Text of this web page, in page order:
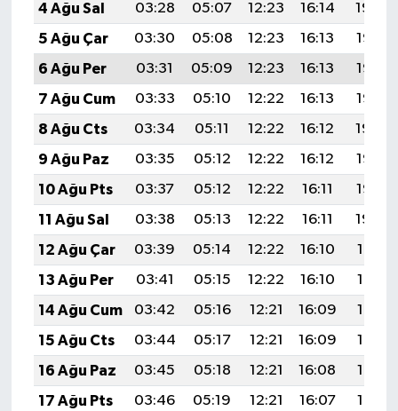
4 Ağu Sal
03:28 05:07 12:23 16:14
19:29
5 Ağu Çar
03:30 05:08 12:23 16:13
19:28
6 Ağu Per
03:31 05:09 12:23 16:13
19:26
7 Ağu Cum
03:33 05:10 12:22 16:13
19:25
8 Ağu Cts
03:34 05:11 12:22 16:12
19:24
9 Ağu Paz
03:35 05:12 12:22 16:12
19:23
10 Ağu Pts
03:37 05:12 12:22 16:11
19:22
11 Ağu Sal
03:38 05:13 12:22 16:11
19:20
12 Ağu Çar
03:39 05:14 12:22 16:10
19:19
13 Ağu Per
03:41 05:15 12:22 16:10
19:18
14 Ağu Cum
03:42 05:16 12:21 16:09
19:17
15 Ağu Cts
03:44 05:17 12:21 16:09
19:15
16 Ağu Paz
03:45 05:18 12:21 16:08
19:14
17 Ağu Pts
03:46 05:19 12:21 16:07
19:13